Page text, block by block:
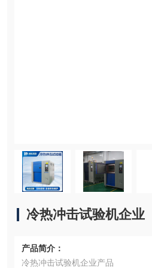
冷热冲击试验机企业
产品简介：
冷热冲击试验机企业产品